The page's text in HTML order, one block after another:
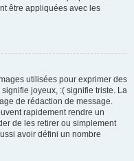
être appliquées avec les
utilisées pour exprimer des
joyeux, :( signifie triste. La
de rédaction de message.
rapidement rendre un
de les retirer ou simplement
avoir défini un nombre